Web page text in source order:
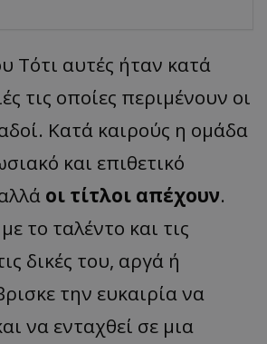
Τότι αυτές ήταν κατά
τις οποίες περιμένουν οι
Κατά καιρούς η ομάδα
και επιθετικό
οι τίτλοι απέχουν.
το ταλέντο και τις
δικές του, αργά ή
την ευκαιρία να
να ενταχθεί σε μια